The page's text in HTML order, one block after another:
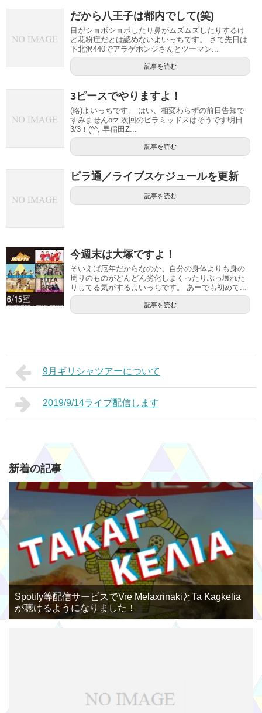
だから八王子は都内でして(笑)
目がショボショボしたり鼻がムズムズしたりするけ
ど花粉症だとは認めないよいっちです。 さて先日は
下北沢440でアラゲホンジさんとツーマン...
記事を読む
3ピースでやりますよ！
(略)よいっちです。 はい、相変わらずの前日告知で
すみませんorz 次回のピラミッドスはそうです明日
3/3！(^^; 早稲田Z...
記事を読む
ピラ通／ライブスケジュールを更新
記事を読む
今週末は大塚ですよ！
そいえば厄年だからなのか、自分の身体よりも身の
周りのものがどんどん劣化しまくったりぶっ壊れた
りしてる気がするよいっちです。 あーでも初めて...
記事を読む
9月ギリシャツアーについて
2019/9/14ライブ配信します
新着の記事
Spotify等配信サービスでVre MelaxrinakiとTa Kagkelia
が聴けるようになりました！